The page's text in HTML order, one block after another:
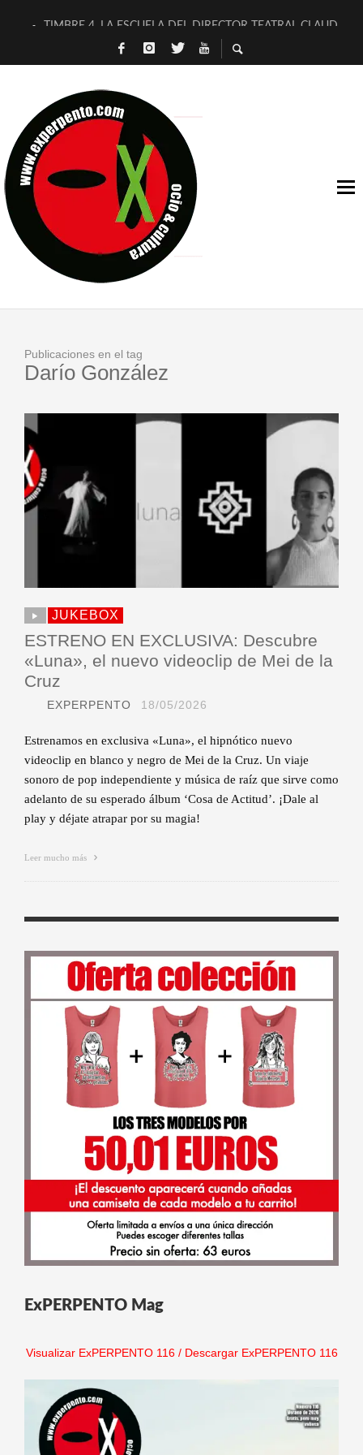
TIMBRE 4, LA ESCUELA DEL DIRECTOR TEATRAL CLAUDIO
30 AÑOS (NO ES NADA) DE LA KATARSIS DEL TOMATAZO
D’BALDOMEROS REINVENTAN [BITÁCORA 3.0] EN EXVITA
MARSHALL FLASH PRESENTA EN EXVITA [RELATIVA
JOFRE BARDAGÍ EN EXVITA INTERPRETANDO A SERRAT
YORCH PRESENTA [CURSO DE ARMONÍA PERSECUTORIA]
MAGALÍ SARE NOS EXPLICA [DESCASADA]
«NO TENGO PUTOS SUEÑOS»
Publicaciones en el tag
Darío González
JUKEBOX
ESTRENO EN EXCLUSIVA: Descubre
«Luna», el nuevo videoclip de Mei de la
Cruz
EXPERPENTO 18/05/2026
Estrenamos en exclusiva «Luna», el hipnótico nuevo
videoclip en blanco y negro de Mei de la Cruz. Un viaje
sonoro de pop independiente y música de raíz que sirve como
adelanto de su esperado álbum ‘Cosa de Actitud’. ¡Dale al
play y déjate atrapar por su magia!
Leer mucho más
ExPERPENTO Mag
Visualizar ExPERPENTO 116/ Descargar ExPERPENTO 116